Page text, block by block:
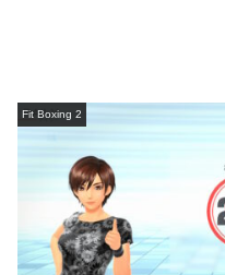
Fit Boxing 2